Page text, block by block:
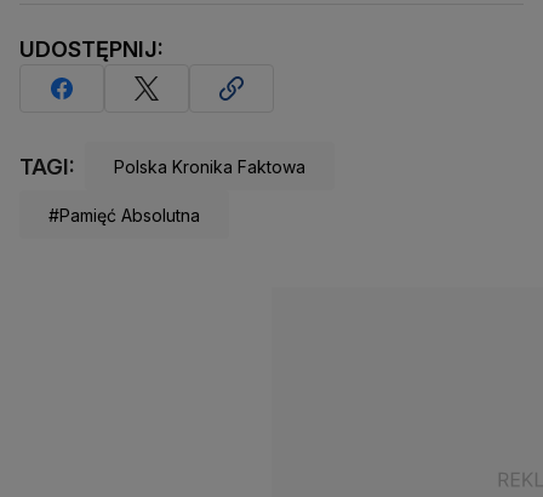
UDOSTĘPNIJ:
TAGI: Polska Kronika Faktowa
#Pamięć Absolutna